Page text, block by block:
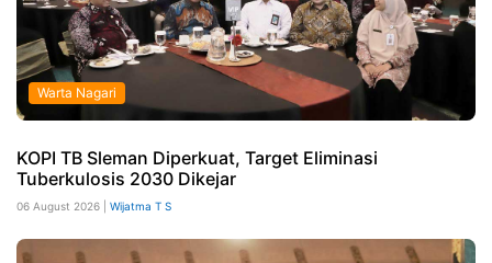
Warta Nagari
KOPI TB Sleman Diperkuat, Target Eliminasi
Tuberkulosis 2030 Dikejar
06 August 2026 | Wijatma T S